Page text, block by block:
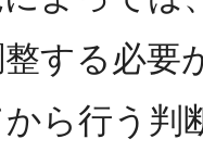
する必要
ら行う判